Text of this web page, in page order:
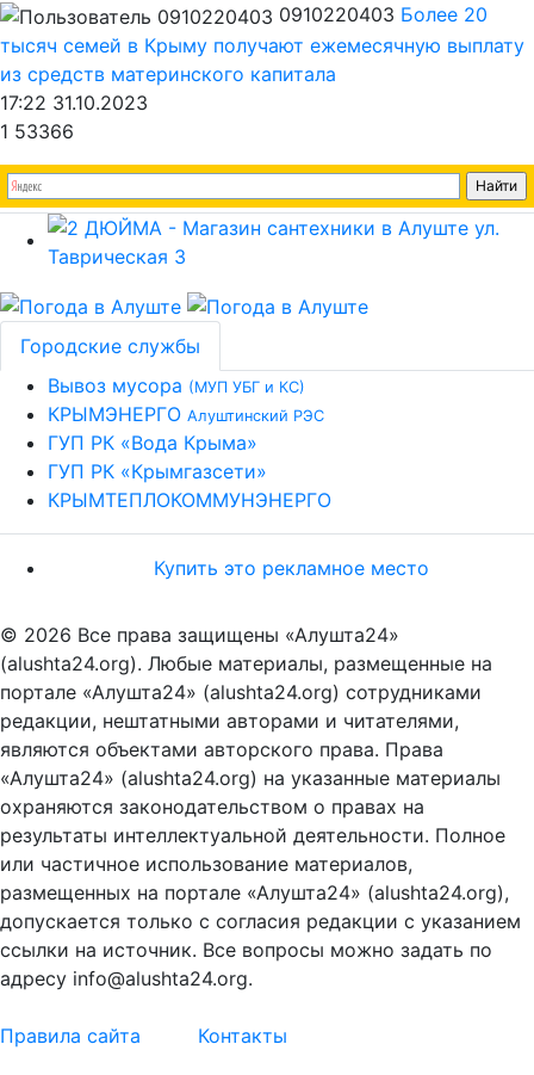
0910220403 Более 20
тысяч семей в Крыму получают ежемесячную выплату
из средств материнского капитала
17:22 31.10.2023
1 53366
Городские службы
Вывоз мусора (МУП УБГ и КС)
КРЫМЭНЕРГО Алуштинский РЭС
ГУП РК «Вода Крыма»
ГУП РК «Крымгазсети»
КРЫМТЕПЛОКОММУНЭНЕРГО
Купить это рекламное место
© 2026 Все права защищены «Алушта24»
(alushta24.org). Любые материалы, размещенные на
портале «Алушта24» (alushta24.org) сотрудниками
редакции, нештатными авторами и читателями,
являются объектами авторского права. Права
«Алушта24» (alushta24.org) на указанные материалы
охраняются законодательством о правах на
результаты интеллектуальной деятельности. Полное
или частичное использование материалов,
размещенных на портале «Алушта24» (alushta24.org),
допускается только с согласия редакции с указанием
ссылки на источник. Все вопросы можно задать по
адресу info@alushta24.org.
Правила сайта
Контакты